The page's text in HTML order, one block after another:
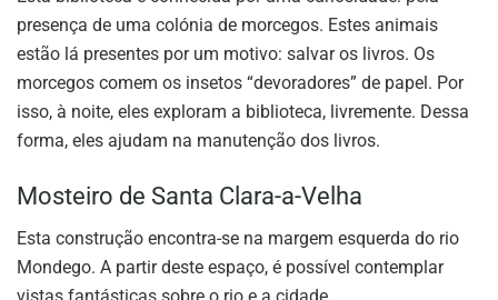
presença de uma colónia de morcegos. Estes animais
estão lá presentes por um motivo: salvar os livros. Os
morcegos comem os insetos “devoradores” de papel. Por
isso, à noite, eles exploram a biblioteca, livremente. Dessa
forma, eles ajudam na manutenção dos livros.
Mosteiro de Santa Clara-a-Velha
Esta construção encontra-se na margem esquerda do rio
Mondego. A partir deste espaço, é possível contemplar